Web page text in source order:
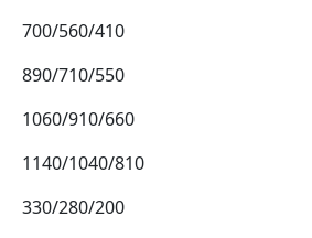
700/560/410
890/710/550
1060/910/660
1140/1040/810
330/280/200